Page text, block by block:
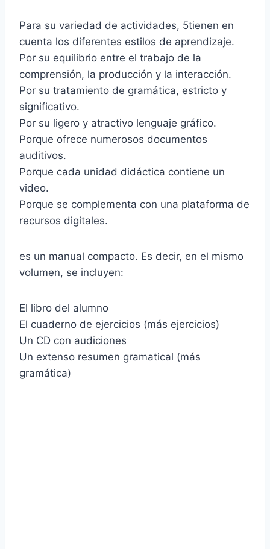
Para su variedad de actividades, 5tienen en
cuenta los diferentes estilos de aprendizaje.
Por su equilibrio entre el trabajo de la
comprensión, la producción y la interacción.
Por su tratamiento de gramática, estricto y
significativo.
Por su ligero y atractivo lenguaje gráfico.
Porque ofrece numerosos documentos
auditivos.
Porque cada unidad didáctica contiene un
video.
Porque se complementa con una plataforma de
recursos digitales.
es un manual compacto. Es decir, en el mismo
volumen, se incluyen:
El libro del alumno
El cuaderno de ejercicios (más ejercicios)
Un CD con audiciones
Un extenso resumen gramatical (más
gramática)